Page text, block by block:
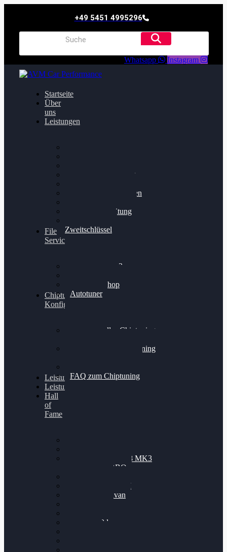
+49 5451 4995296
Whatsapp Instagram
Startseite
Über
uns
Leistungen
Getriebeoptimierung
Bremsscheiben planen
Felgenaufbereitung
Zweitschlüssel
File
Service
Alientech Kess3
Alientech Shop
Autotuner
Chiptuning
Konfigurator
Professionelles Chiptuning
Professionelles Chiptuning
FAQ zum Chiptuning
Leistungsmessung
Leistungsprüfstand
Hall
of
Fame
Nissan GT-R35 3.8 MK3
V6 TWINTURBO
VW Passat 2.0TDI
VW T6 Multivan
BMW 120d